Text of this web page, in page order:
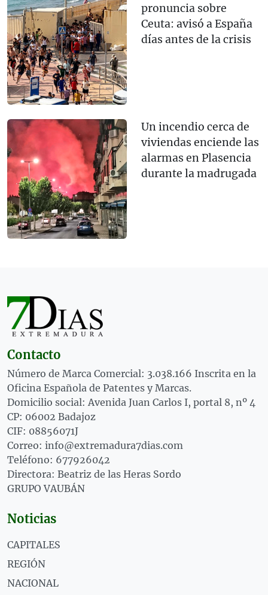
pronuncia sobre
Ceuta: avisó a España
días antes de la crisis
Un incendio cerca de
viviendas enciende las
alarmas en Plasencia
durante la madrugada
Contacto
Número de Marca Comercial: 3.038.166 Inscrita en la
Oficina Española de Patentes y Marcas.
Domicilio social: Avenida Juan Carlos I, portal 8, nº 4
CP: 06002 Badajoz
CIF: 08856071J
Correo: info@extremadura7dias.com
Teléfono: 677926042
Directora: Beatriz de las Heras Sordo
GRUPO VAUBÁN
Noticias
CAPITALES
REGIÓN
NACIONAL